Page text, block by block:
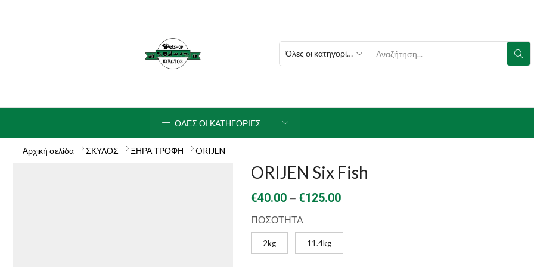
SEARCH
ΟΛΕΣ ΟΙ ΚΑΤΗΓΟΡΙΕΣ
Αρχική σελίδα ΣΚΥΛΟΣ ΞΗΡΑ ΤΡΟΦΗ ORIJEN
ORIJEN Six Fish
€40.00 – €125.00Price
€40.00
through
ΠΟΣΟΤΗΤΑ
2kg 11.4kg